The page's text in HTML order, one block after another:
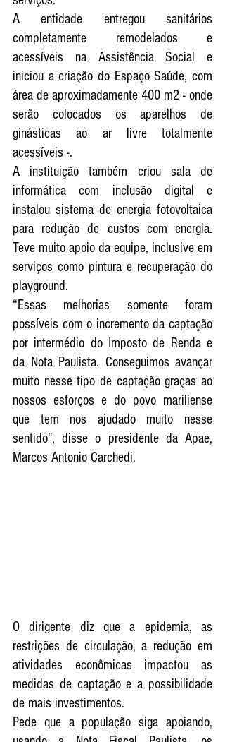
A entidade entregou sanitários
completamente remodelados e
acessíveis na Assistência Social e
iniciou a criação do Espaço Saúde, com
área de aproximadamente 400 m2 - onde
serão colocados os aparelhos de
ginásticas ao ar livre totalmente
acessíveis -.
A instituição também criou sala de
informática com inclusão digital e
instalou sistema de energia fotovoltaica
para redução de custos com energia.
Teve muito apoio da equipe, inclusive em
serviços como pintura e recuperação do
playground.
“Essas melhorias somente foram
possíveis com o incremento da captação
por intermédio do Imposto de Renda e
da Nota Paulista. Conseguimos avançar
muito nesse tipo de captação graças ao
nossos esforços e do povo mariliense
que tem nos ajudado muito nesse
sentido”, disse o presidente da Apae,
Marcos Antonio Carchedi.
O dirigente diz que a epidemia, as
restrições de circulação, a redução em
atividades econômicas impactou as
medidas de captação e a possibilidade
de mais investimentos.
Pede que a população siga apoiando,